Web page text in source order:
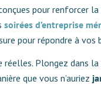
pour renforcer
soirées d’entreprise
pour répondre à vos
Plongez dans
que vous n’auriez